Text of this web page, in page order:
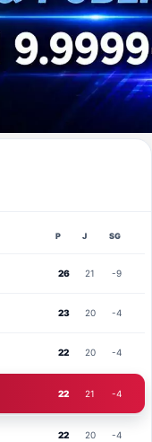
P J SG
26 21 -9
23 20 -4
22 20 -4
22 21 -4
22 20 -4